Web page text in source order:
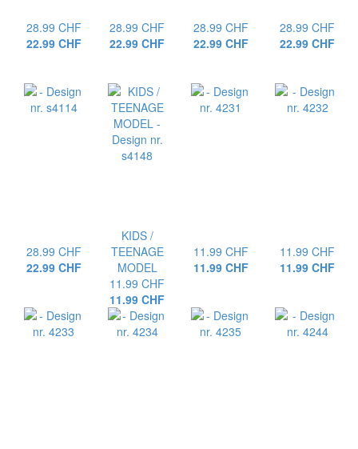
28.99 CHF
22.99 CHF
28.99 CHF
22.99 CHF
28.99 CHF
22.99 CHF
28.99 CHF
22.99 CHF
28.99 CHF
22.99 CHF
KIDS /
TEENAGE
MODEL
11.99 CHF
11.99 CHF
11.99 CHF
11.99 CHF
11.99 CHF
11.99 CHF